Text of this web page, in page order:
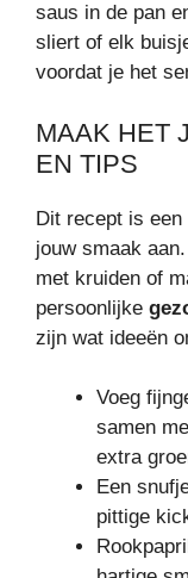
saus in de pan
sliert of elk
voordat je het
MAAK HET
EN TIPS
Dit recept is
jouw smaak
met kruiden of
persoonlijke
zijn wat ideeën
Voeg
samen
extra
Een
pittige